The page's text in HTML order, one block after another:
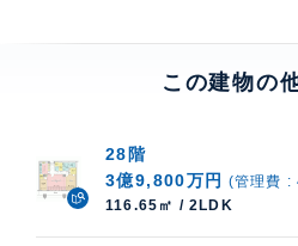
この建物の
28階
3億9,800万円 (管理費 :
116.65㎡ / 2LDK